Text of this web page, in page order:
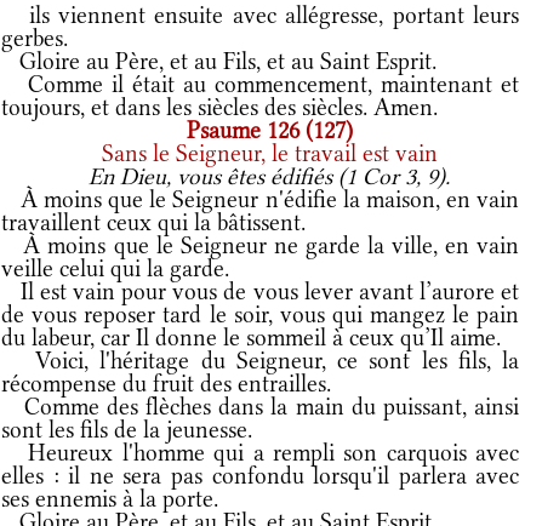
ils viennent ensuite avec allégresse, portant leurs
gerbes.
Gloire au Père, et au Fils, et au Saint Esprit.
Comme il était au commencement, maintenant et
toujours, et dans les siècles des siècles. Amen.
Psaume 126 (127)
Sans le Seigneur, le travail est vain
En Dieu, vous êtes édifiés (1 Cor 3, 9).
À moins que le Seigneur n'édifie la maison, en vain
travaillent ceux qui la bâtissent.
À moins que le Seigneur ne garde la ville, en vain
veille celui qui la garde.
Il est vain pour vous de vous lever avant l’aurore et
de vous reposer tard le soir, vous qui mangez le pain
du labeur, car Il donne le sommeil à ceux qu’Il aime.
Voici, l'héritage du Seigneur, ce sont les fils, la
récompense du fruit des entrailles.
Comme des flèches dans la main du puissant, ainsi
sont les fils de la jeunesse.
Heureux l'homme qui a rempli son carquois avec
elles : il ne sera pas confondu lorsqu'il parlera avec
ses ennemis à la porte.